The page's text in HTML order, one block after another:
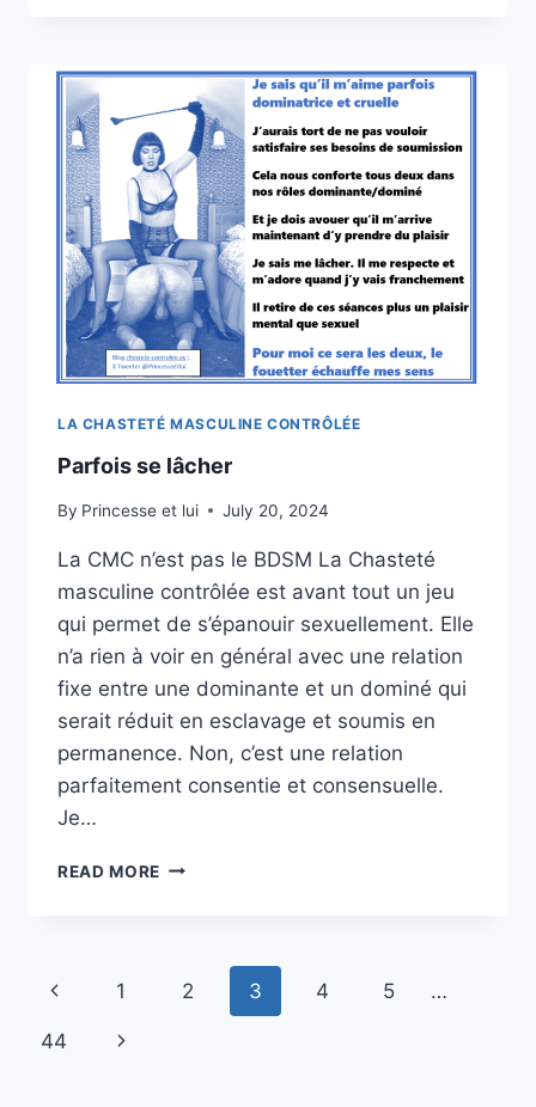
LA CHASTETÉ MASCULINE CONTRÔLÉE
Parfois se lâcher
By Princesse et lui July 20, 2024
La CMC n’est pas le BDSM La Chasteté
masculine contrôlée est avant tout un jeu
qui permet de s’épanouir sexuellement. Elle
n’a rien à voir en général avec une relation
fixe entre une dominante et un dominé qui
serait réduit en esclavage et soumis en
permanence. Non, c’est une relation
parfaitement consentie et consensuelle.
Je…
READ MORE PARFOIS
Page
Previous
Page
1 2 3 4 5 …
44
Next